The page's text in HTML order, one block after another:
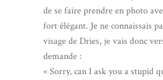
de se faire prendre en photo
fort élégant. Je ne connaissais
visage de Dries, je vais donc
demande :
« Sorry, can I ask you a stupid